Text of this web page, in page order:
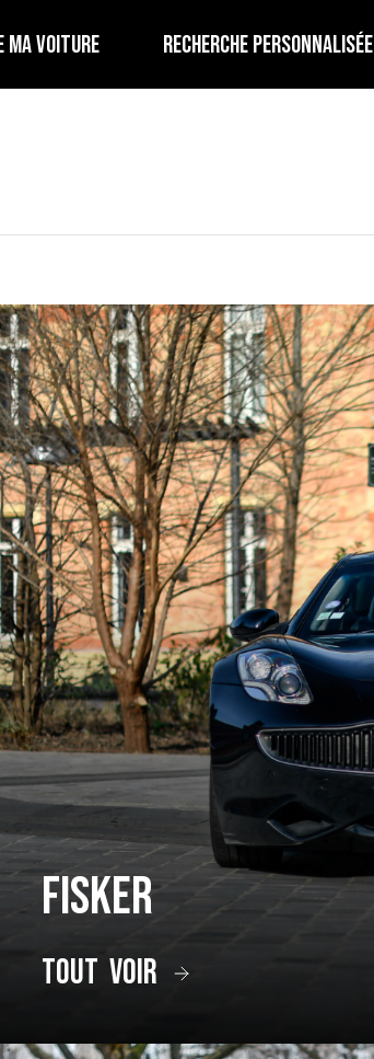
MA VOITURE RECHERCHE PERSONNALISÉE
Fisker
tout voir